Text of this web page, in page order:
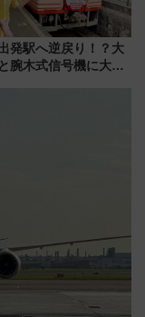
発駅へ逆戻り！？大
腕木式信号機に大興